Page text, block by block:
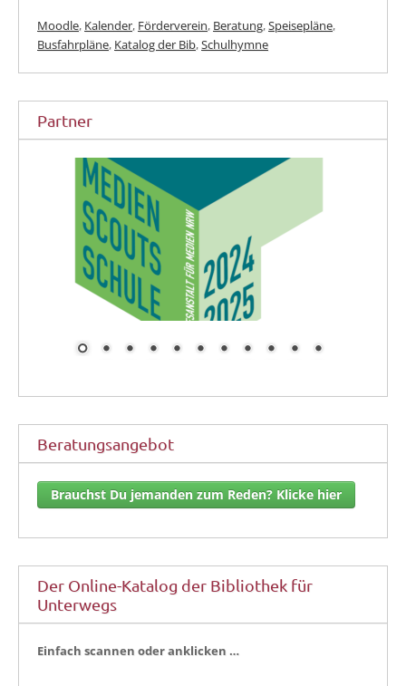
Moodle, Kalender, Förderverein, Beratung,Speisepläne,
Busfahrpläne, Katalog der Bib,Schulhymne
Partner
Beratungsangebot
Brauchst Du jemanden zum Reden? Klicke hier
Der Online-Katalog der Bibliothek für
Unterwegs
Ein­fach scan­nen oder anklicken …